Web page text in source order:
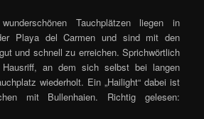
Tauchplätzen liegen in
Playa del Carmen und sind mit den
und schnell zu erreichen. Sprichwörtlich
an dem sich selbst bei langen
wiederholt. Ein „Hailight“ dabei ist
mit Bullenhaien. Richtig gelesen: